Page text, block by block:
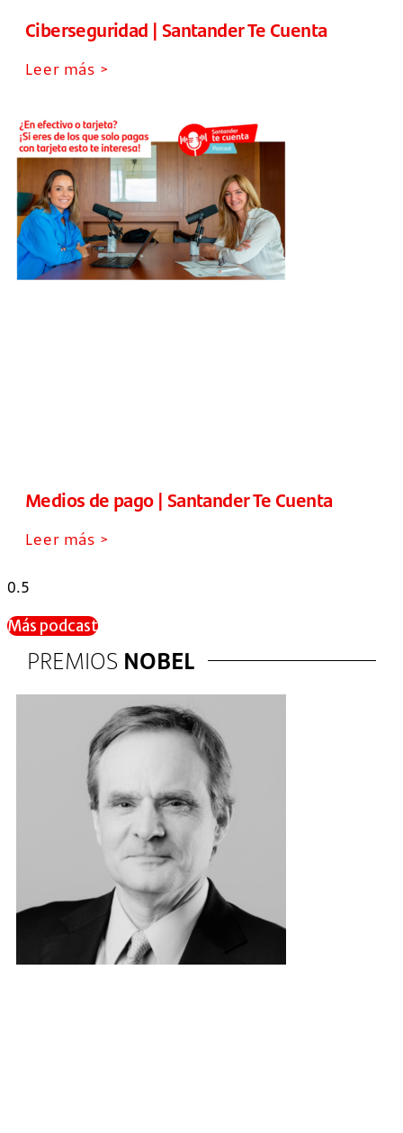
Ciberseguridad | Santander Te Cuenta
Leer más >
Medios de pago | Santander Te Cuenta
Leer más >
Más podcast
PREMIOS NOBEL